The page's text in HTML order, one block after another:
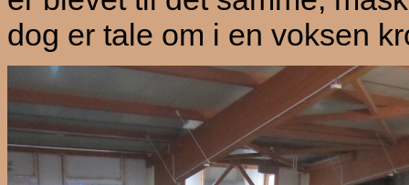
dog er tale om i en voksen